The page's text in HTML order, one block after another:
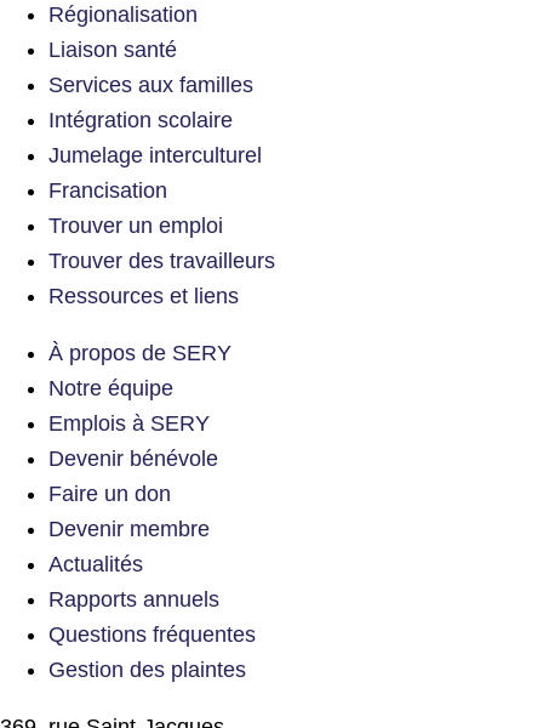
Régionalisation
Liaison santé
Services aux familles
Intégration scolaire
Jumelage interculturel
Francisation
Trouver un emploi
Trouver des travailleurs
Ressources et liens
À propos de SERY
Notre équipe
Emplois à SERY
Devenir bénévole
Faire un don
Devenir membre
Actualités
Rapports annuels
Questions fréquentes
Gestion des plaintes